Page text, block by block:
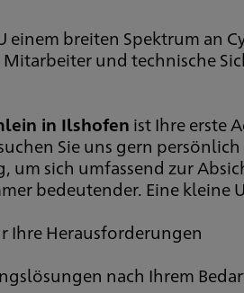
einem breiten Spektrum an
und technische
in Ilshofen ist Ihre erste
Sie uns gern
sich umfassend zur
bedeutender. Eine kleine
Ihre Herausforderungen
nach Ihrem